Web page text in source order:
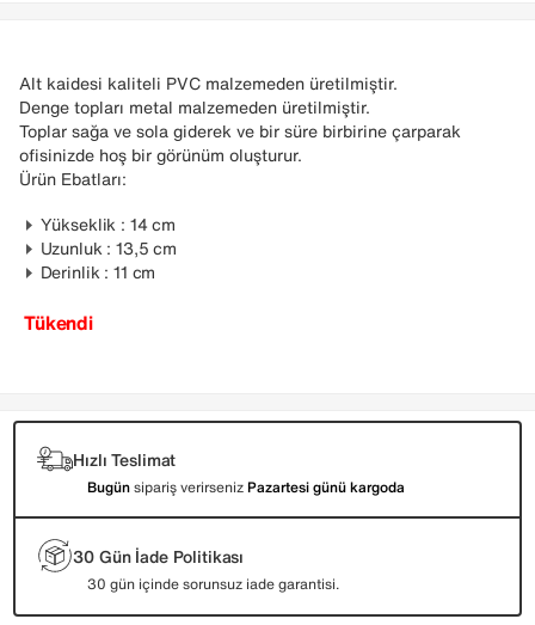
Alt kaidesi kaliteli PVC malzemeden üretilmiştir.
Denge topları metal malzemeden üretilmiştir.
Toplar sağa ve sola giderek ve bir süre birbirine çarparak
ofisinizde hoş bir görünüm oluşturur.
Ürün Ebatları:
Yükseklik : 14 cm
Uzunluk : 13,5 cm
Derinlik : 11 cm
Tükendi
Hızlı Teslimat
Bugünsipariş verirsenizPazartesi günü kargoda
30 Gün İade Politikası
30 gün içinde sorunsuz iade garantisi.